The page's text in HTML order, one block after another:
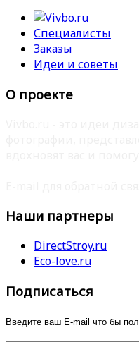
Специалисты
Заказы
Идеи и советы
О проекте
Наши партнеры
DirectStroy.ru
Eco-love.ru
Подписаться
Введите ваш E-mail что бы